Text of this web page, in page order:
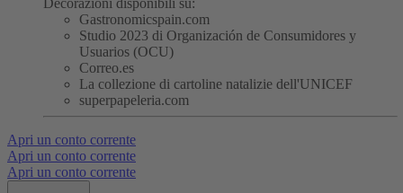
Gastronomicspain.com
Studio 2023 di Organización de Consumidores y
Usuarios (OCU)
Correo.es
La collezione di cartoline natalizie dell'UNICEF
superpapeleria.com
Apri un conto corrente
Apri un conto corrente
Apri un conto corrente